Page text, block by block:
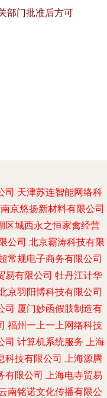
部门批准后方可
司 天津苏连智能网络科
南京悠扬新材料有限公司
区城西永之恒家禽经营
公司 北京霸涛科技有限
常规电子商务有限公司
易有限公司 牡丹江计华
京羽阳博科技有限公司
司 厦门妙函假肢制造有
福州一上一上网络科技
司 计算机系统服务 上海
科技有限公司 上海源腾
有限公司 上海电寺贸易
南铭诺文化传播有限公